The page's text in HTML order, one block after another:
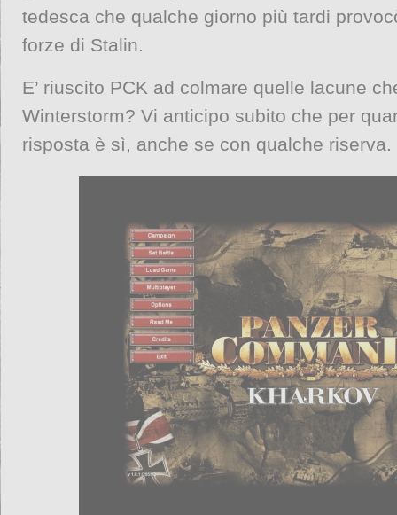
tedesca che qualche giorno più tardi
forze di Stalin.
E’ riuscito PCK ad colmare quelle lacune
Winterstorm? Vi anticipo subito che per
risposta è sì, anche se con qualche riserva.